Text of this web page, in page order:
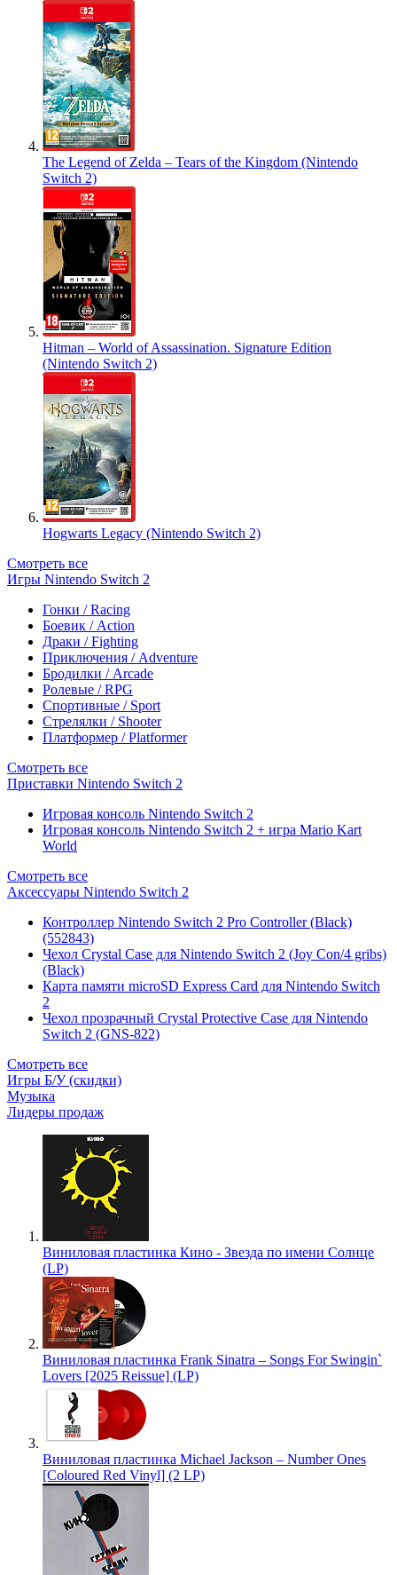
The Legend of Zelda – Tears of the Kingdom (Nintendo
Switch 2)
Hitman – World of Assassination. Signature Edition
(Nintendo Switch 2)
Hogwarts Legacy (Nintendo Switch 2)
Смотреть все
Игры Nintendo Switch 2
Гонки / Racing
Боевик / Action
Драки / Fighting
Приключения / Adventure
Бродилки / Arcade
Ролевые / RPG
Спортивные / Sport
Стрелялки / Shooter
Платформер / Platformer
Смотреть все
Приставки Nintendo Switch 2
Игровая консоль Nintendo Switch 2
Игровая консоль Nintendo Switch 2 + игра Mario Kart
World
Смотреть все
Аксессуары Nintendo Switch 2
Контроллер Nintendo Switch 2 Pro Controller (Black)
(552843)
Чехол Сrystal Сase для Nintendo Switch 2 (Joy Con/4 gribs)
(Black)
Карта памяти microSD Express Card для Nintendo Switch
2
Чехол прозрачный Crystal Protective Case для Nintendo
Switch 2 (GNS-822)
Смотреть все
Игры Б/У (скидки)
Музыка
Лидеры продаж
Виниловая пластинка Кино - Звезда по имени Солнце
(LP)
Виниловая пластинка Frank Sinatra – Songs For Swingin`
Lovers [2025 Reissue] (LP)
Виниловая пластинка Michael Jackson – Number Ones
[Coloured Red Vinyl] (2 LP)